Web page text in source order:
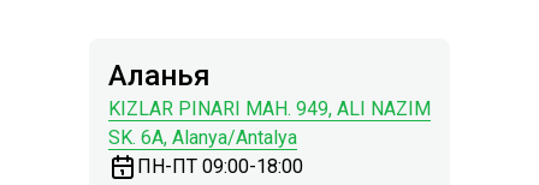
Аланья
KIZLAR PINARI MAH. 949, ALI NAZIM
SK. 6A, Alanya/Antalya
ПН-ПТ 09:00-18:00